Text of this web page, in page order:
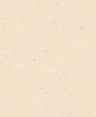
тематика filter
filter